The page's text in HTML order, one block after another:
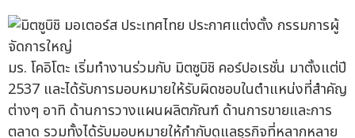
มร. โคอิโตะ เริ่มทำงานร่วมกับ มิตซูบิชิ คอร์ปอเรชั่น มาตั้งแต่ปี
2537 และได้รับการมอบหมายให้รับผิดชอบในตำแหน่งที่สำคัญ
ต่างๆ อาทิ ด้านการวางแผนผลิตภัณฑ์ ด้านการขายและการ
ตลาด รวมทั้งได้รับมอบหมายให้กำกับดูแลธุรกิจที่หลากหลาย